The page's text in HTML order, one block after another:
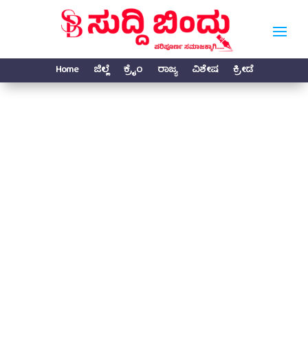
Home ಜಿಲ್ಲೆ ಕ್ರೈಂ ರಾಜ್ಯ ವಿಶೇಷ ಕ್ರೀಡೆ